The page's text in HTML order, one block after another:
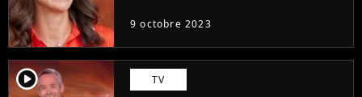
9 octobre 2023
player2 TV